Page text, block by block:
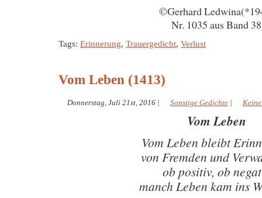
©Gerhard
Nr. 1035 aus Band 38
Tags: Erinnerung, Trauergedicht, Verlust
Vom Leben (1413)
Donnerstag, Juli 21st, 2016 | Sonstige Gedichte |
Vom Leben
Vom Leben bleibt
von Fremden und
ob positiv, ob
manch Leben kam ins